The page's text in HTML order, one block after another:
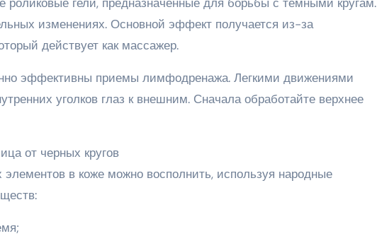
изменениях. Основной эффект получается из-за
действует как массажер.
эффективны приемы лимфодренажа. Легкими движениями
уголков глаз к внешним. Сначала обработайте верхнее
от черных кругов
в коже можно восполнить, используя народные